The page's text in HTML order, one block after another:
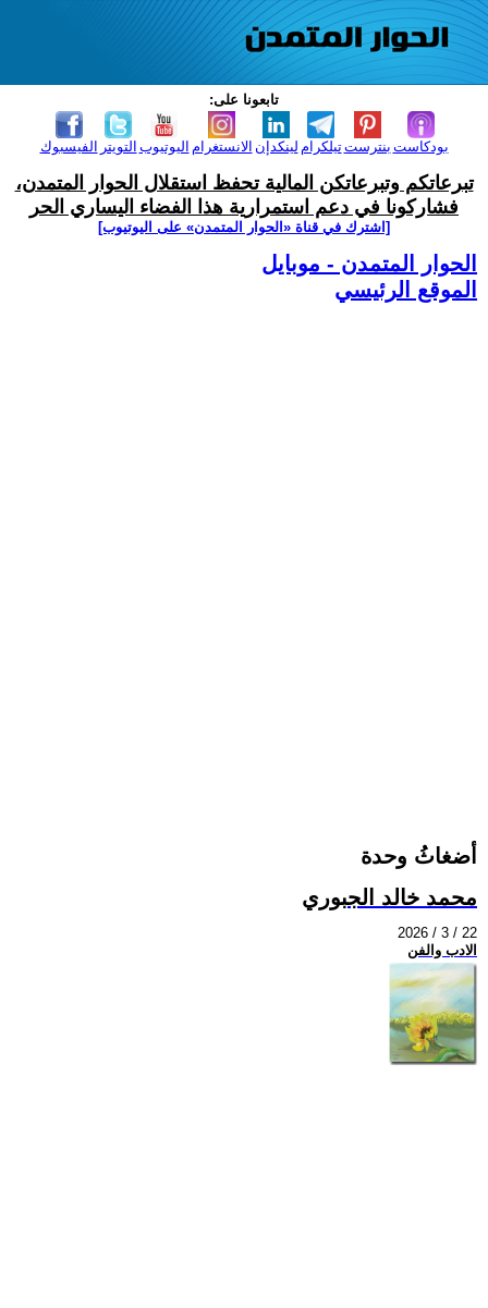
تابعونا على:
الفيسبوك التويتر اليوتيوب الانستغرام لينكدإن تيلكرامبنترست بودكاست
تبرعاتكم وتبرعاتكن المالية تحفظ استقلال الحوار المتمدن،
فشاركونا في دعم استمرارية هذا الفضاء اليساري الحر
[اشترك في قناة ‫«الحوار المتمدن» على اليوتيوب]
الحوار المتمدن - موبايل
الموقع الرئيسي
أضغاثُ وحدة
محمد خالد الجبوري
2026 / 3 / 22
الادب والفن